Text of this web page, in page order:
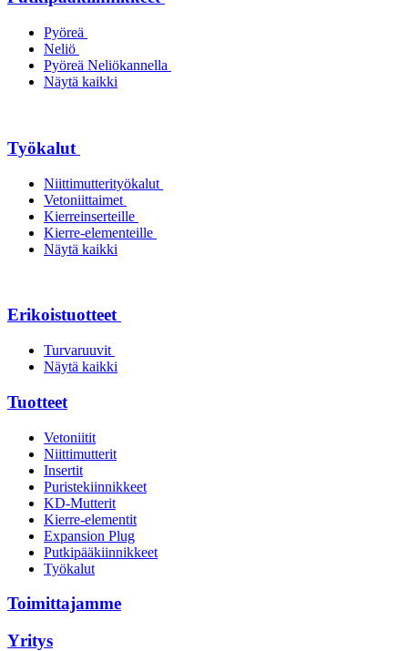
Pyöreä
Neliö
Pyöreä Neliökannella
Näytä kaikki
Työkalut
Niittimutterityökalut
Vetoniittaimet
Kierreinserteille
Kierre-elementeille
Näytä kaikki
Erikoistuotteet
Turvaruuvit
Näytä kaikki
Tuotteet
Vetoniitit
Niittimutterit
Insertit
Puristekiinnikkeet
KD-Mutterit
Kierre-elementit
Expansion Plug
Putkipääkiinnikkeet
Työkalut
Toimittajamme
Yritys